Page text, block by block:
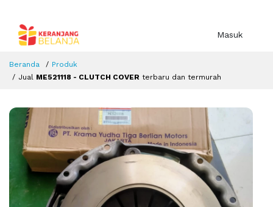
Masuk
Beranda
Produk
Jual ME521118 - CLUTCH COVER terbaru dan termurah